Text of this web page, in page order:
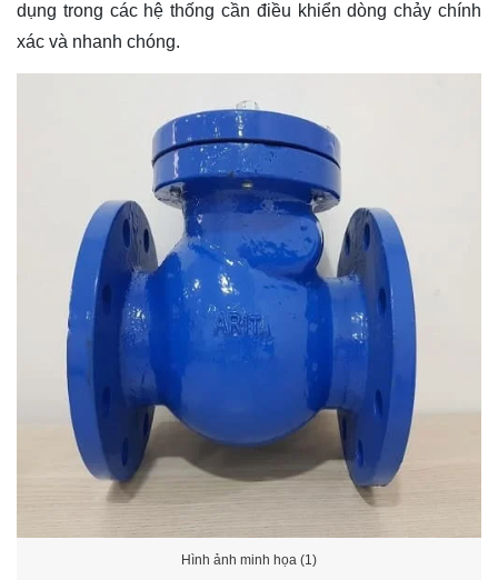
dụng trong các hệ thống cần điều khiển dòng chảy chính
xác và nhanh chóng.
Hình ảnh minh họa (1)